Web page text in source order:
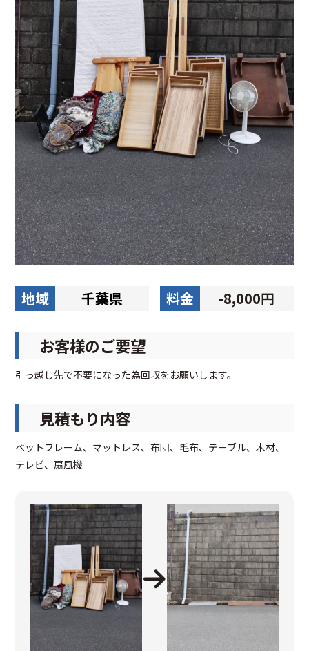
地域 千葉県 料金 -8,000円
お客様のご要望
引っ越し先で不要になった為回収をお願いします。
見積もり内容
ベットフレーム、マットレス、布団、毛布、テーブル、木材、
テレビ、扇風機